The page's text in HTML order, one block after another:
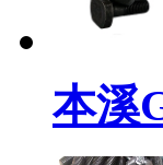
本溪